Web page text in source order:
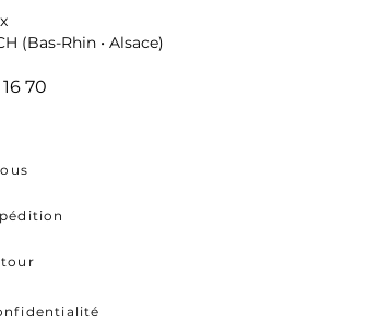
(Bas-Rhin • Alsace)
70